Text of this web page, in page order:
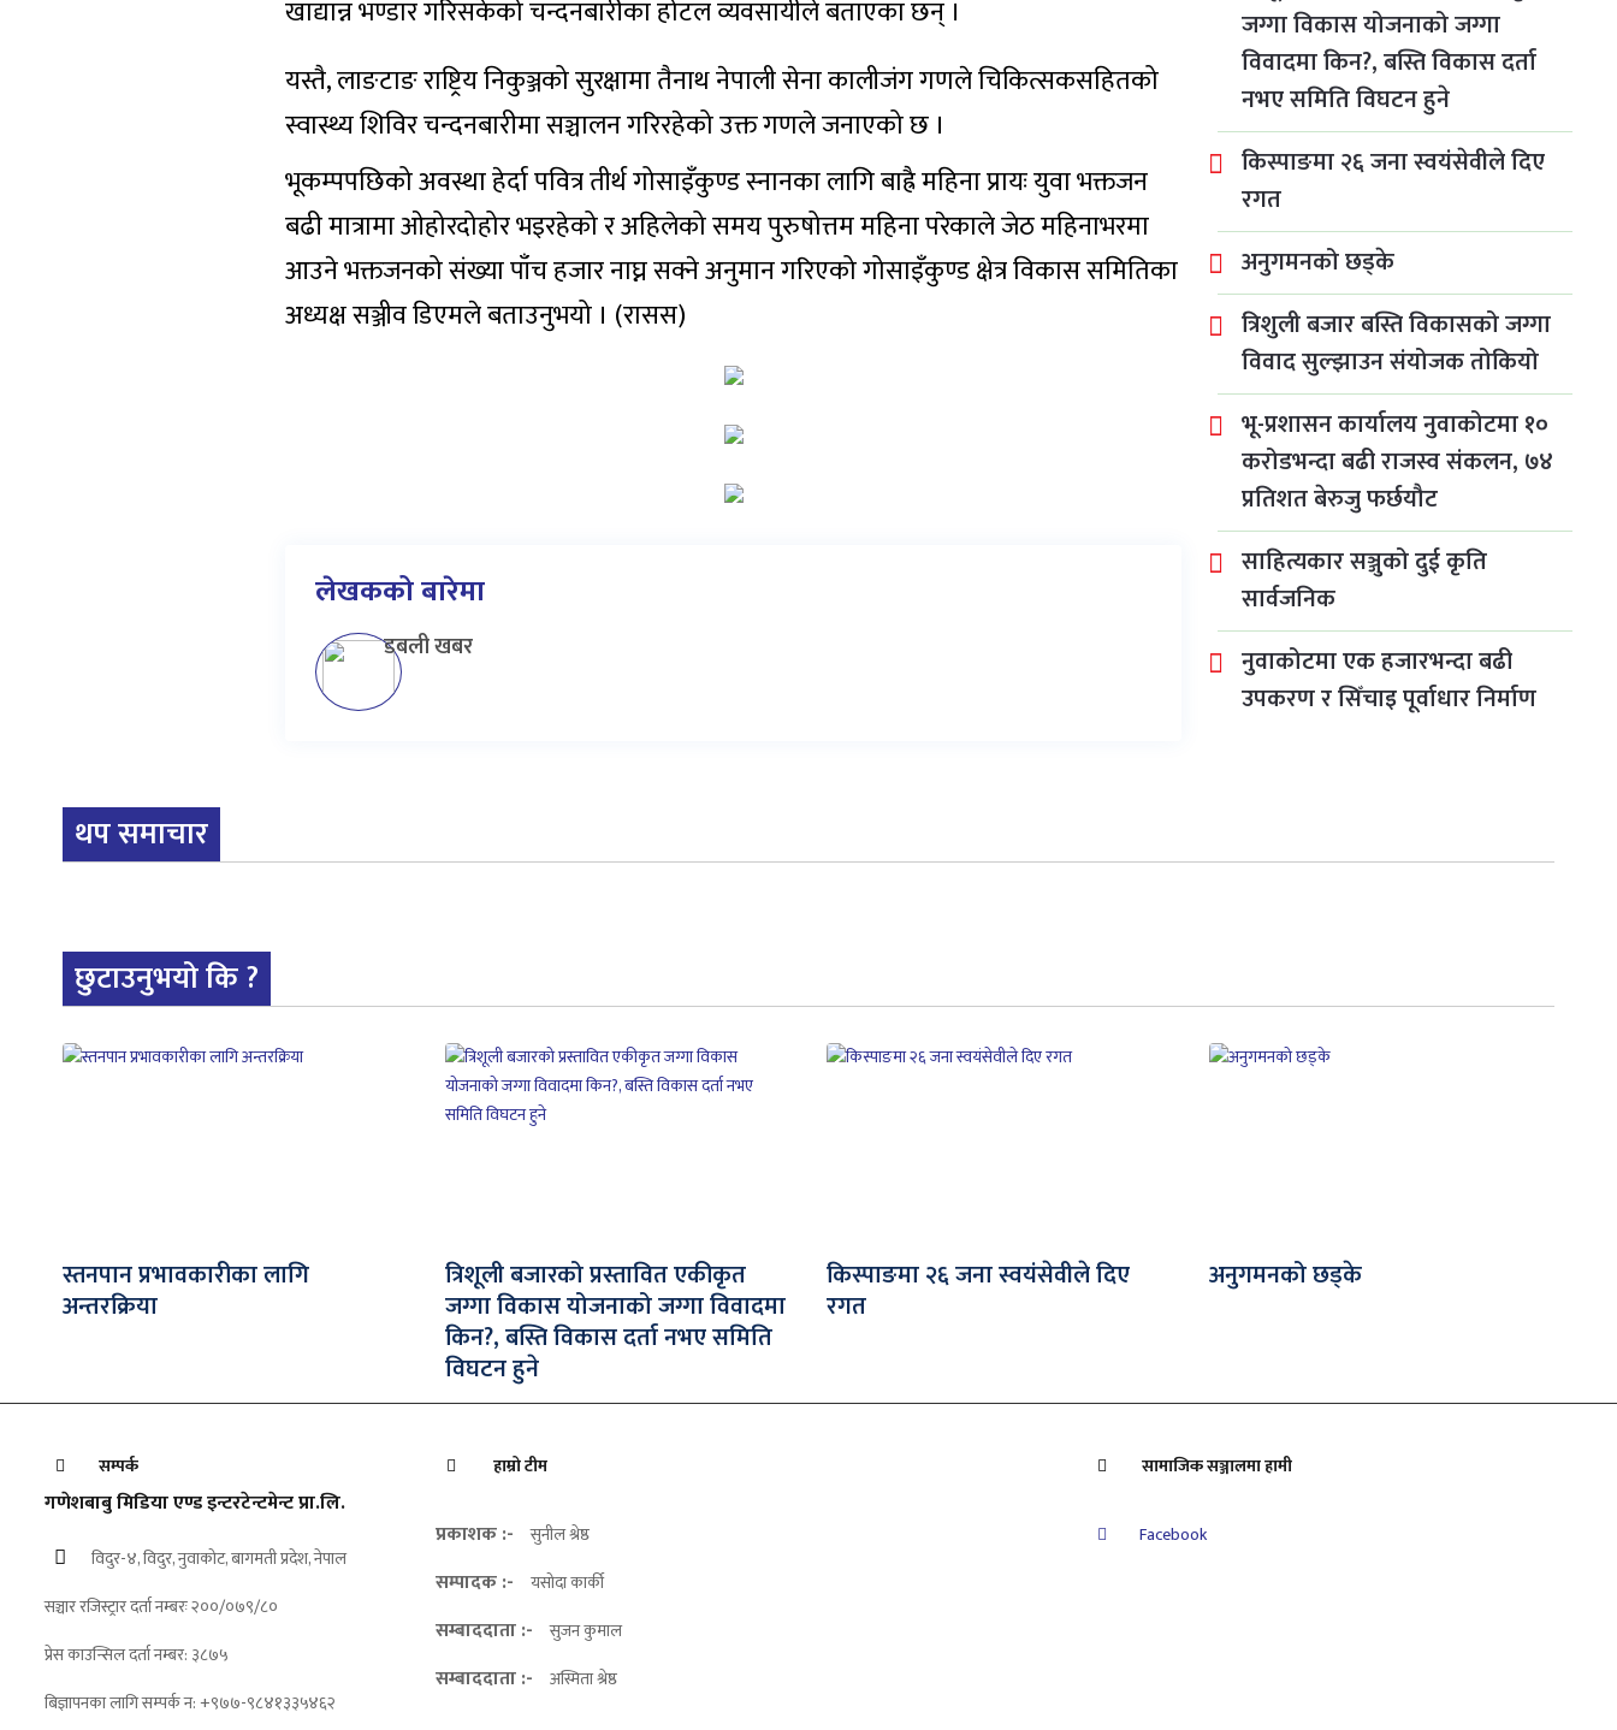
खाद्यान्न भण्डार गरिसकेको चन्दनबारीका होटल व्यवसायीले बताएका छन् ।
यस्तै, लाङटाङ राष्ट्रिय निकुञ्जको सुरक्षामा तैनाथ नेपाली सेना कालीजंग गणले चिकित्सकसहितको
स्वास्थ्य शिविर चन्दनबारीमा सञ्चालन गरिरहेको उक्त गणले जनाएको छ ।
भूकम्पपछिको अवस्था हेर्दा पवित्र तीर्थ गोसाइँकुण्ड स्नानका लागि बाह्रै महिना प्रायः युवा भक्तजन
बढी मात्रामा ओहोरदोहोर भइरहेको र अहिलेको समय पुरुषोत्तम महिना परेकाले जेठ महिनाभरमा
आउने भक्तजनको संख्या पाँच हजार नाघ्न सक्ने अनुमान गरिएको गोसाइँकुण्ड क्षेत्र विकास समितिका
अध्यक्ष सञ्जीव डिएमले बताउनुभयो । (रासस)
लेखकको बारेमा
डबली खबर
जग्गा विकास योजनाको जग्गा
विवादमा किन?, बस्ति विकास दर्ता
नभए समिति विघटन हुने
किस्पाङमा २६ जना स्वयंसेवीले दिए
रगत
अनुगमनको छड्के
त्रिशुली बजार बस्ति विकासको जग्गा
विवाद सुल्झाउन संयोजक तोकियो
भू-प्रशासन कार्यालय नुवाकोटमा १०
करोडभन्दा बढी राजस्व संकलन, ७४
प्रतिशत बेरुजु फर्छयौट
साहित्यकार सञ्जुको दुई कृति
सार्वजनिक
नुवाकोटमा एक हजारभन्दा बढी
उपकरण र सिँचाइ पूर्वाधार निर्माण
थप समाचार
छुटाउनुभयो कि ?
स्तनपान प्रभावकारीका लागि
अन्तरक्रिया
त्रिशूली बजारको प्रस्तावित एकीकृत
जग्गा विकास योजनाको जग्गा विवादमा
किन?, बस्ति विकास दर्ता नभए समिति
विघटन हुने
किस्पाङमा २६ जना स्वयंसेवीले दिए
रगत
अनुगमनको छड्के
सम्पर्क
गणेशबाबु मिडिया एण्ड इन्टरटेन्टमेन्ट प्रा.लि.
विदुर-४, विदुर, नुवाकोट, बागमती प्रदेश, नेपाल
सञ्चार रजिस्ट्रार दर्ता नम्बरः २००/०७९/८०
प्रेस काउन्सिल दर्ता नम्बर: ३८७५
बिज्ञापनका लागि सम्पर्क न: +९७७-९८४१३३५४६२
हाम्रो टीम
प्रकाशक :- सुनील श्रेष्ठ
सम्पादक :- यसोदा कार्की
सम्बाददाता :- सुजन कुमाल
सम्बाददाता :- अस्मिता श्रेष्ठ
सामाजिक सञ्जालमा हामी
Facebook